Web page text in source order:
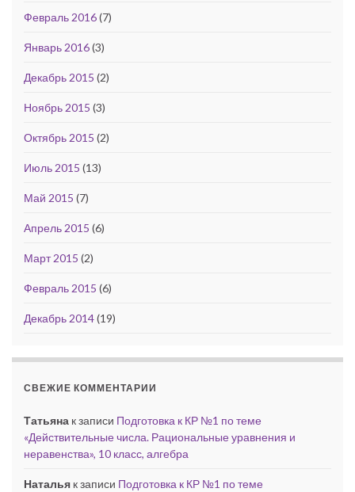
Февраль 2016(7)
Январь 2016(3)
Декабрь 2015 (2)
Ноябрь 2015 (3)
Октябрь 2015 (2)
Июль 2015 (13)
Май 2015 (7)
Апрель 2015 (6)
Март 2015 (2)
Февраль 2015 (6)
Декабрь 2014(19)
СВЕЖИЕ КОММЕНТАРИИ
Татьяна к записи Подготовка к КР №1 по теме
«Действительные числа. Рациональные уравнения и
неравенства», 10 класс, алгебра
Наталья к записи Подготовка к КР №1 по теме